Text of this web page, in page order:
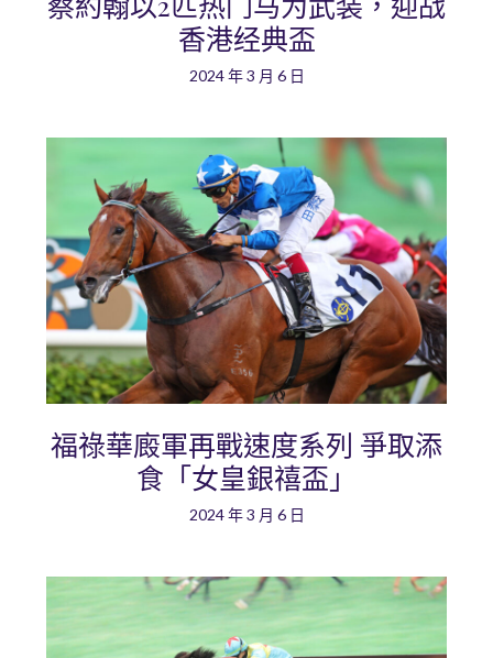
香港经典盃
2024 年 3 月 6 日
福祿華廄軍再戰速度系列 爭取添
食「女皇銀禧盃」
2024 年 3 月 6 日